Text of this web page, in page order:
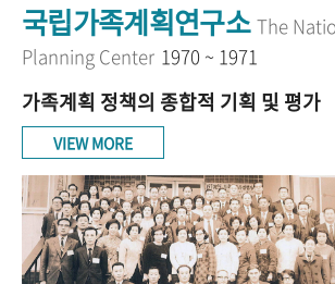
국립가족계획연구소 The
Planning Center 1970 ~ 1971
가족계획 정책의 종합적 기획 및 평가
VIEW MORE